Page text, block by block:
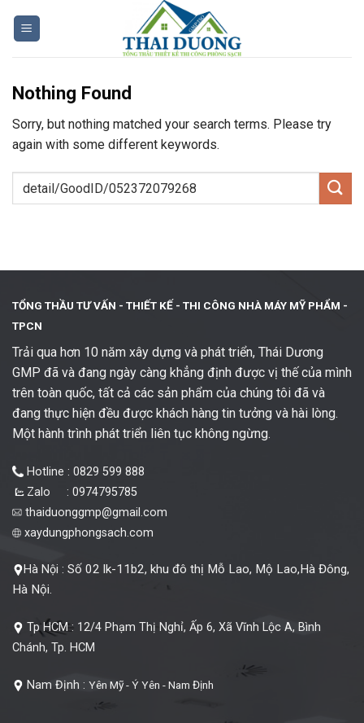
Nothing Found
Sorry, but nothing matched your search terms. Please try
again with some different keywords.
TỔNG THẦU TƯ VẤN - THIẾT KẾ - THI CÔNG NHÀ MÁY MỸ PHẨM -
TPCN
Trải qua hơn 10 năm xây dựng và phát triển, Thái Dương
GMP đã và đang ngày càng khẳng định được vị thế của mình
trên toàn quốc, tất cả các sản phẩm của chúng tôi đã và
đang thực hiện đều được khách hàng tin tưởng và hài lòng.
Một hành trình phát triển liên tục không ngừng.
Hotline : 0829 599 888
Zalo : 0974795785
thaiduonggmp@gmail.com
xaydungphongsach.com
Hà Nội : Số 02 lk-11b2, khu đô thị Mỗ Lao, Mộ Lao,Hà Đông,
Hà Nội.
Tp HCM : 12/4 Phạm Thị Nghỉ, Ấp 6, Xã Vĩnh Lộc A, Bình
Chánh, Tp. HCM
Nam Định : Yên Mỹ - Ý Yên - Nam Định